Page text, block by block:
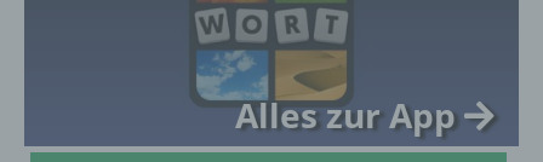
Alles zur App
genetischen, psychischen, wirtschaftlichen,
kulturellen oder sozialen Identität dieser
natürlichen Person sind, identifiziert werden